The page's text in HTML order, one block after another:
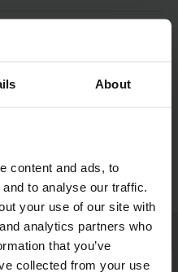
About
content and ads, to
to analyse our traffic.
your use of our site with
analytics partners who
that you’ve
collected from your use